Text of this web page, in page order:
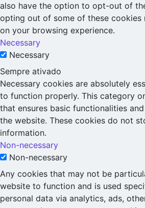
also have the option to opt-out of
opting out of some of these cookies
on your browsing experience.
Necessary
Necessary
Sempre ativado
Necessary cookies are absolutely
to function properly. This category
that ensures basic functionalities
the website. These cookies do not
information.
Non-necessary
Non-necessary
Any cookies that may not be
website to function and is used
personal data via analytics, ads,